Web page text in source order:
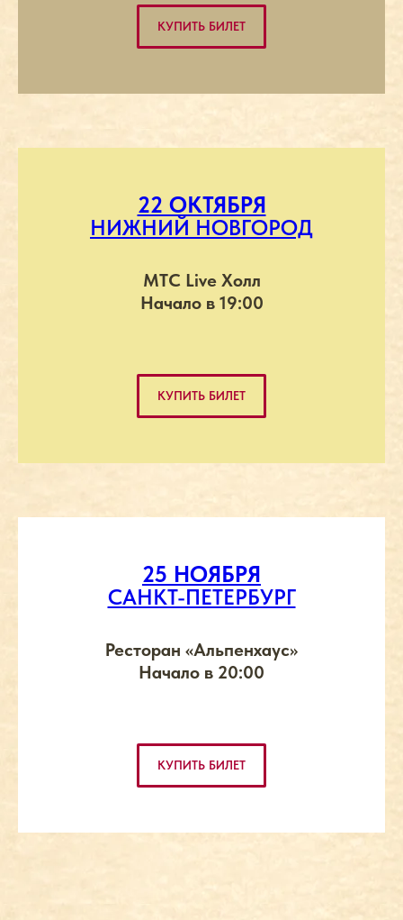
КУПИТЬ БИЛЕТ
22 ОКТЯБРЯ
НИЖНИЙ НОВГОРОД
МТС Live Холл
Начало в 19:00
КУПИТЬ БИЛЕТ
25 НОЯБРЯ
САНКТ-ПЕТЕРБУРГ
Ресторан «Альпенхаус»
Начало в 20:00
КУПИТЬ БИЛЕТ
МАГАЗИН